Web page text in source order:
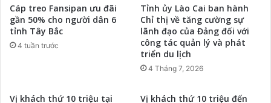
Cáp treo Fansipan ưu đãi
gần 50% cho người dân 6
tỉnh Tây Bắc
4 tuần trước
Tỉnh ủy Lào Cai ban hành
Chỉ thị về tăng cường sự
lãnh đạo của Đảng đối với
công tác quản lý và phát
triển du lịch
4 Tháng 7, 2026
Vị khách thứ 10 triệu tại
Vị khách thứ 10 triệu đến